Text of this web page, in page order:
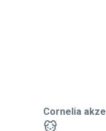
Cornelia